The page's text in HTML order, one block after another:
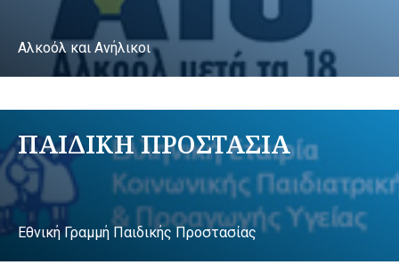
Αλκοόλ και Ανήλικοι
ΠΑΙΔΙΚΗ ΠΡΟΣΤΑΣΙΑ
Εθνική Γραμμή Παιδικής Προστασίας